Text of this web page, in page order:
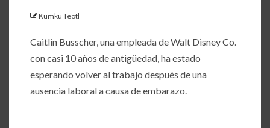
Kumkü Teotl
Caitlin Busscher, una empleada de Walt Disney Co.
con casi 10 años de antigüedad, ha estado
esperando volver al trabajo después de una
ausencia laboral a causa de embarazo.